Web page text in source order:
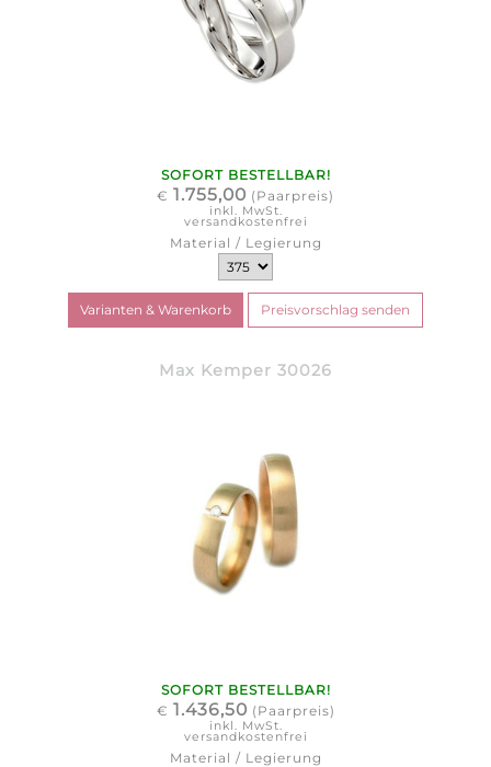
SOFORT BESTELLBAR!
€ 1.755,00 (Paarpreis)
inkl. MwSt.
versandkostenfrei
Material / Legierung
Max Kemper 30026
SOFORT BESTELLBAR!
€ 1.436,50 (Paarpreis)
inkl. MwSt.
versandkostenfrei
Material / Legierung